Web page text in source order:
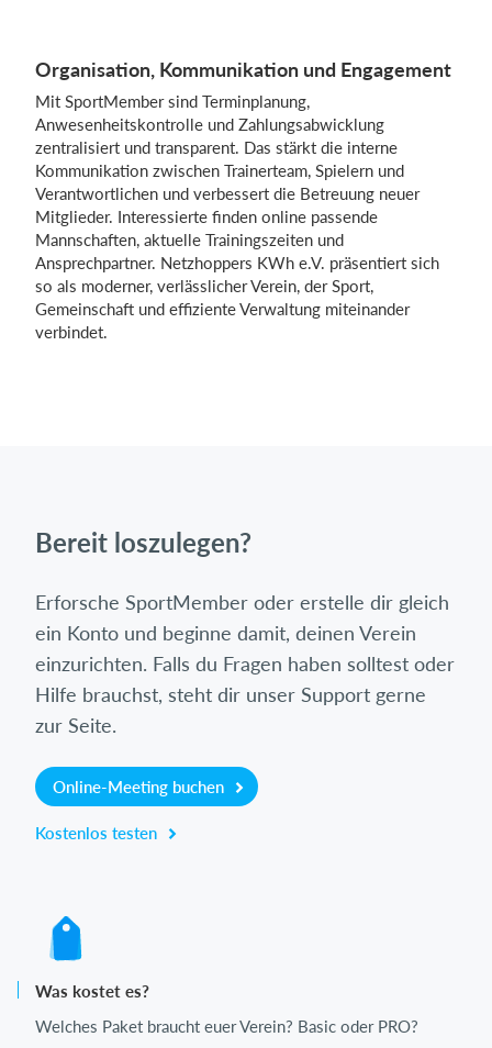
Organisation, Kommunikation und Engagement
Mit SportMember sind Terminplanung,
Anwesenheitskontrolle und Zahlungsabwicklung
zentralisiert und transparent. Das stärkt die interne
Kommunikation zwischen Trainerteam, Spielern und
Verantwortlichen und verbessert die Betreuung neuer
Mitglieder. Interessierte finden online passende
Mannschaften, aktuelle Trainingszeiten und
Ansprechpartner. Netzhoppers KWh e.V. präsentiert sich
so als moderner, verlässlicher Verein, der Sport,
Gemeinschaft und effiziente Verwaltung miteinander
verbindet.
Bereit loszulegen?
Erforsche SportMember oder erstelle dir gleich
ein Konto und beginne damit, deinen Verein
einzurichten. Falls du Fragen haben solltest oder
Hilfe brauchst, steht dir unser Support gerne
zur Seite.
Online-Meeting buchen
Kostenlos testen
Was kostet es?
Welches Paket braucht euer Verein? Basic oder PRO?